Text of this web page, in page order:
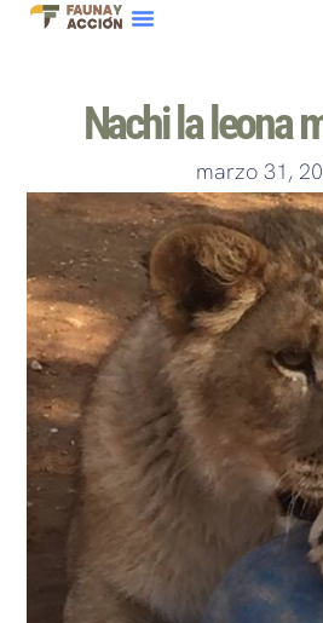
Nachi la leona
marzo 31,